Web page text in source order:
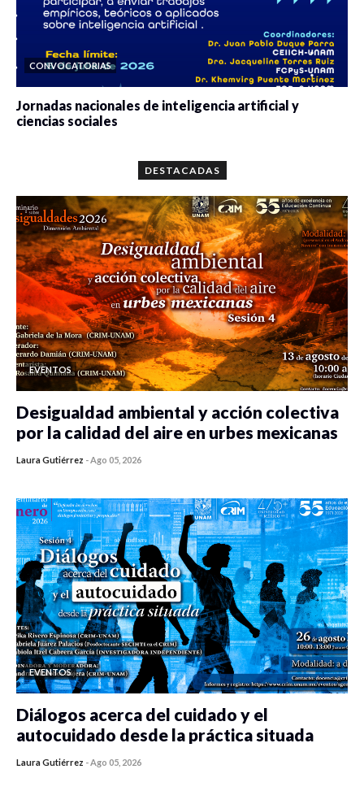
CONVOCATORIAS
Jornadas nacionales de inteligencia artificial y
ciencias sociales
DESTACADAS
EVENTOS
Desigualdad ambiental y acción colectiva
por la calidad del aire en urbes mexicanas
Laura Gutiérrez -Ago 05, 2026
EVENTOS
Diálogos acerca del cuidado y el
autocuidado desde la práctica situada
Laura Gutiérrez -Ago 05, 2026